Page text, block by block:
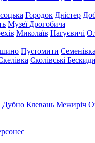
Городок Дністер
Музеї Дрогобича
Миколаїв Нагуєвичі
Пустомити Семенівка
Сколівські Бескиди
Дубно Клевань Межиріч